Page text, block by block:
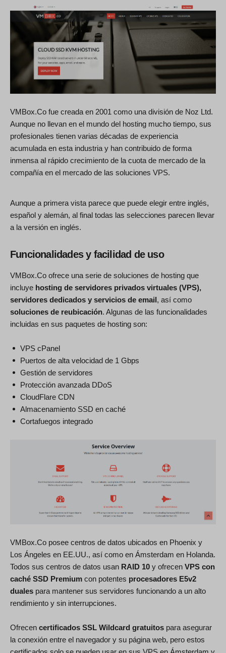
VMBox.Co fue creada en 2001 como una división de Noz Ltd.
Aunque no llevan en el mundo del hosting mucho tiempo, sus
profesionales tienen varias décadas de experiencia
acumulada en esta industria y han contribuido de forma
inmensa al rápido crecimiento de la cuota de mercado de la
compañía en el mercado de las soluciones VPS.
Aunque a primera vista parece que puede elegir entre inglés,
español y alemán, al final todas las selecciones parecen llevar
a la versión en inglés.
Funcionalidades y facilidad de uso
VMBox.Co ofrece una serie de soluciones de hosting que
incluye hosting de servidores privados virtuales (VPS),
servidores dedicados y servicios de email, así como
soluciones de reubicación. Algunas de las funcionalidades
incluidas en sus paquetes de hosting son:
VPS cPanel
Puertos de alta velocidad de 1 Gbps
Gestión de servidores
Protección avanzada DDoS
CloudFlare CDN
Almacenamiento SSD en caché
Cortafuegos integrado
VMBox.Co posee centros de datos ubicados en Phoenix y
Los Ángeles en EE.UU., así como en Ámsterdam en Holanda.
Todos sus centros de datos usan RAID 10 y ofrecen VPS con
caché SSD Premium con potentes procesadores E5v2
duales para mantener sus servidores funcionando a un alto
rendimiento y sin interrupciones.
Ofrecen certificados SSL Wildcard gratuitos para asegurar
la conexión entre el navegador y su página web, pero estos